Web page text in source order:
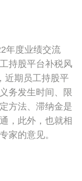
年度业绩交流
持股平台补税风
近期员工持股平
务发生时间、限
方法、滞纳金是
，此外，也就相
家的意见。